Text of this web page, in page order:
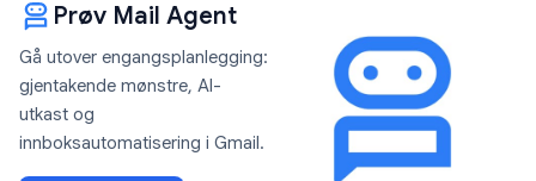
Prøv Mail Agent
Gå utover engangsplanlegging:
gjentakende mønstre, AI-
utkast og
innboksautomatisering i Gmail.